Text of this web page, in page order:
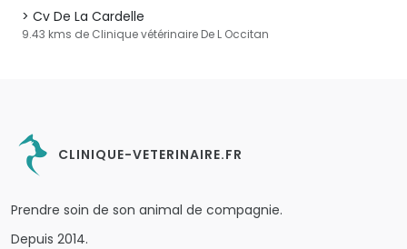
Cv De La Cardelle
9.43 kms de Clinique vétérinaire De L Occitan
CLINIQUE-VETERINAIRE.FR
Prendre soin de son animal de compagnie.
Depuis 2014.